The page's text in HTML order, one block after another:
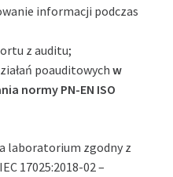
informacji podczas
z auditu;
poauditowych w
normy PN-EN ISO
laboratorium zgodny z
17025:2018-02 –